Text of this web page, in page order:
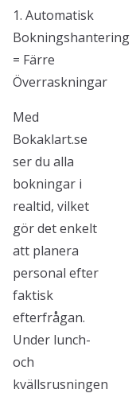
1. Automatisk
Bokningshantering
= Färre
Överraskningar
Med
Bokaklart.se
ser du alla
bokningar i
realtid, vilket
gör det enkelt
att planera
personal efter
faktisk
efterfrågan.
Under lunch-
och
kvällsrusningen